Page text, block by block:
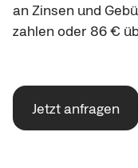
an Zinsen und
zahlen oder 86 €
Jetzt anfragen